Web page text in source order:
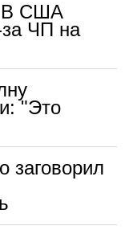
В США
за ЧП на
"Это
заговорил